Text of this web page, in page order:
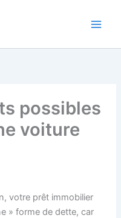
possibles
voiture
votre prêt immobilier
» forme de dette, car